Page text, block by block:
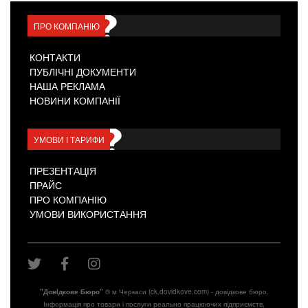
електронну пошту листа з логіном та паролем доступу до
особистого кабінету створеної для його потреб сторінки на
ck.dovidkove.com.
З цього Кабінету Клієнт може розміщувати та коригувати
персональній сторінці.
Пишіть сміливіше, залишайте свої відгуки про послуги та товари
фірм Черкаського регіону. Пам'ятайте, що ваш коментар може
багато чого змінити у роботі того чи іншого підприємства.
ПРО КОМПАНІЮ
КОНТАКТИ
ПУБЛІЧНІ ДОКУМЕНТИ
НАША РЕКЛАМА
НОВИНИ КОМПАНІЇ
УМОВИ І ТАРИФИ
ПРЕЗЕНТАЦІЯ
ПРАЙС
ПРО КОМПАНІЮ
УМОВИ ВИКОРИСТАННЯ
"Довiдкове Бюро"® м Черкаси (ck.dovidkove.com) - довідкове бюро.
Інформація про товари і послуги реально працюючих підприємств,